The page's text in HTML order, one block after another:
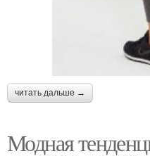
читать дальше →
Модная